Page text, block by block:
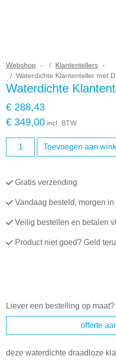
Webshop
Klantentellers
Waterdichte Klantenteller met
Waterdichte
€ 288,43
€ 349,00 incl. BTW
deze waterdichte draadloze
Waterdichte
Klantenteller
Display
Toevoegen aan
Gratis verzending
Vandaag besteld, morgen in
Veilig bestellen en betalen
Product niet goed? Geld
Liever een bestelling op
offerte